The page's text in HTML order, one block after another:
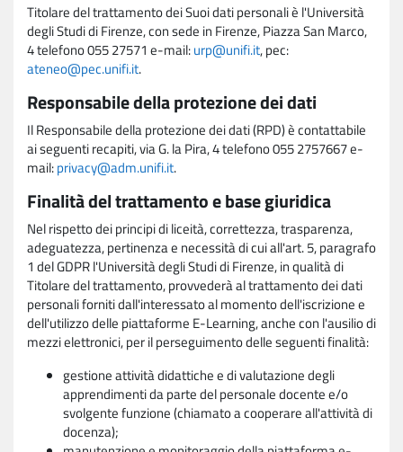
Titolare del trattamento dei Suoi dati personali è l'Università
degli Studi di Firenze, con sede in Firenze, Piazza San Marco,
4 telefono 055 27571 e-mail:urp@unifi.it, pec:
ateneo@pec.unifi.it.
Responsabile della protezione dei dati
Il Responsabile della protezione dei dati (RPD) è contattabile
ai seguenti recapiti, via G. la Pira, 4 telefono 055 2757667 e-
mail:privacy@adm.unifi.it.
Finalità del trattamento e base giuridica
Nel rispetto dei principi di liceità, correttezza, trasparenza,
adeguatezza, pertinenza e necessità di cui all'art. 5, paragrafo
1 del GDPR l'Università degli Studi di Firenze, in qualità di
Titolare del trattamento, provvederà al trattamento dei dati
personali forniti dall'interessato al momento dell'iscrizione e
dell'utilizzo delle piattaforme E-Learning, anche con l'ausilio di
mezzi elettronici, per il perseguimento delle seguenti finalità:
gestione attività didattiche e di valutazione degli
apprendimenti da parte del personale docente e/o
svolgente funzione (chiamato a cooperare all'attività di
docenza);